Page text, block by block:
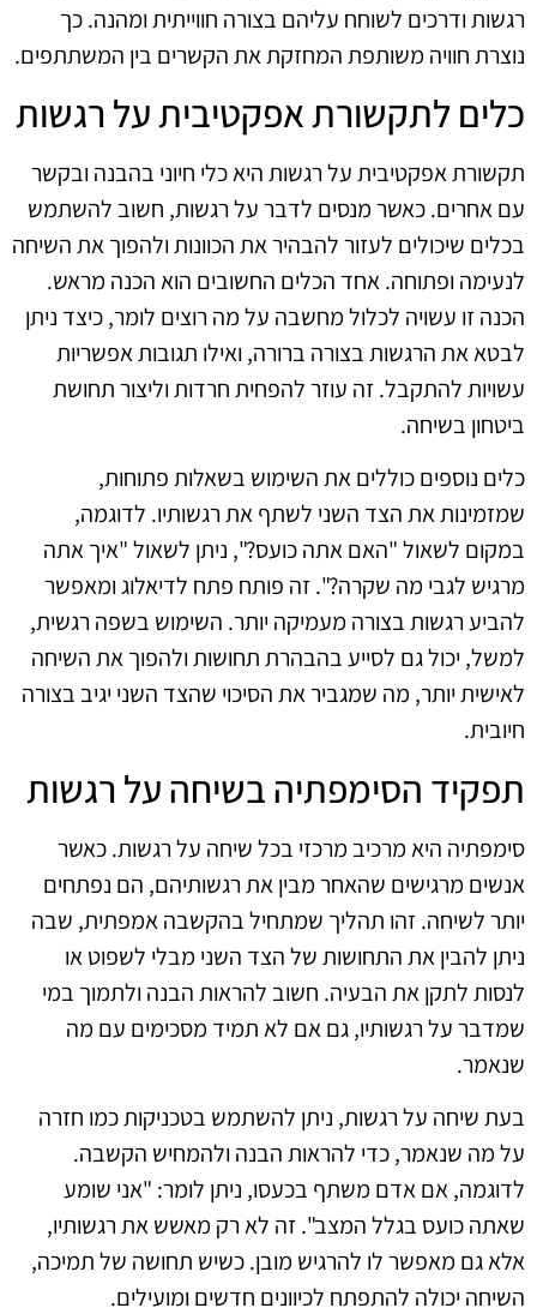
רגשות ודרכים לשוחח עליהם בצורה חווייתית ומהנה. כך
נוצרת חוויה משותפת המחזקת את הקשרים בין המשתתפים.
כלים לתקשורת אפקטיבית על רגשות
תקשורת אפקטיבית על רגשות היא כלי חיוני בהבנה ובקשר
עם אחרים. כאשר מנסים לדבר על רגשות, חשוב להשתמש
בכלים שיכולים לעזור להבהיר את הכוונות ולהפוך את השיחה
לנעימה ופתוחה. אחד הכלים החשובים הוא הכנה מראש.
הכנה זו עשויה לכלול מחשבה על מה רוצים לומר, כיצד ניתן
לבטא את הרגשות בצורה ברורה, ואילו תגובות אפשריות
עשויות להתקבל. זה עוזר להפחית חרדות וליצור תחושת
ביטחון בשיחה.
כלים נוספים כוללים את השימוש בשאלות פתוחות,
שמזמינות את הצד השני לשתף את רגשותיו. לדוגמה,
במקום לשאול "האם אתה כועס?", ניתן לשאול "איך אתה
מרגיש לגבי מה שקרה?". זה פותח פתח לדיאלוג ומאפשר
להביע רגשות בצורה מעמיקה יותר. השימוש בשפה רגשית,
למשל, יכול גם לסייע בהבהרת תחושות ולהפוך את השיחה
לאישית יותר, מה שמגביר את הסיכוי שהצד השני יגיב בצורה
חיובית.
תפקיד הסימפתיה בשיחה על רגשות
סימפתיה היא מרכיב מרכזי בכל שיחה על רגשות. כאשר
אנשים מרגישים שהאחר מבין את רגשותיהם, הם נפתחים
יותר לשיחה. זהו תהליך שמתחיל בהקשבה אמפתית, שבה
ניתן להבין את התחושות של הצד השני מבלי לשפוט או
לנסות לתקן את הבעיה. חשוב להראות הבנה ולתמוך במי
שמדבר על רגשותיו, גם אם לא תמיד מסכימים עם מה
שנאמר.
בעת שיחה על רגשות, ניתן להשתמש בטכניקות כמו חזרה
על מה שנאמר, כדי להראות הבנה ולהמחיש הקשבה.
לדוגמה, אם אדם משתף בכעסו, ניתן לומר: "אני שומע
שאתה כועס בגלל המצב". זה לא רק מאשש את רגשותיו,
אלא גם מאפשר לו להרגיש מובן. כשיש תחושה של תמיכה,
השיחה יכולה להתפתח לכיוונים חדשים ומועילים.